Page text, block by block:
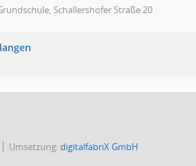
Schallershofer Straße 20
Umsetzung:digitalfabriX GmbH